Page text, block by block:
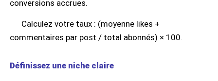
conversions accrues.
Calculez votre taux : (moyenne likes +
commentaires par post / total abonnés) × 100.
Définissez une niche claire